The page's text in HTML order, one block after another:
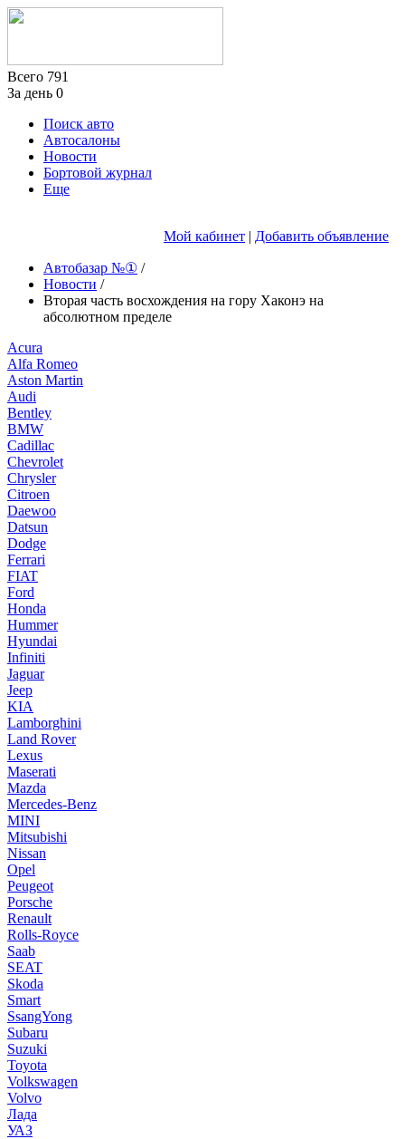
Всего 791
За день 0
Поиск авто
Автосалоны
Новости
Бортовой журнал
Еще
Мой кабинет | Добавить объявление
Автобазар №① /
Новости /
Вторая часть восхождения на гору Хаконэ на
абсолютном пределе
Acura
Alfa Romeo
Aston Martin
Audi
Bentley
BMW
Cadillac
Chevrolet
Chrysler
Citroen
Daewoo
Datsun
Dodge
Ferrari
FIAT
Ford
Honda
Hummer
Hyundai
Infiniti
Jaguar
Jeep
KIA
Lamborghini
Land Rover
Lexus
Maserati
Mazda
Mercedes-Benz
MINI
Mitsubishi
Nissan
Opel
Peugeot
Porsche
Renault
Rolls-Royce
Saab
SEAT
Skoda
Smart
SsangYong
Subaru
Suzuki
Toyota
Volkswagen
Volvo
Лада
УАЗ